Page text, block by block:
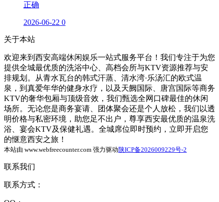
正确
2026-06-22 0
关于本站
欢迎来到西安高端休闲娱乐一站式服务平台！我们专注于为您
提供全城最优质的洗浴中心、高档会所与KTV资源推荐与安
排规划。从青水瓦台的韩式汗蒸、清水湾·乐汤汇的欧式温
泉，到真爱年华的健身水疗，以及天阙国际、唐宫国际等商务
KTV的奢华包厢与顶级音效，我们甄选全网口碑最佳的休闲
场所。无论您是商务宴请、团体聚会还是个人放松，我们以透
明价格与私密环境，助您足不出户，尊享西安最优质的温泉洗
浴、宴会KTV及保健礼遇。全城席位即时预约，立即开启您
的惬意西安之旅！
本站由 www.webfreecounter.com 强力驱动陕ICP备2026009229号-2
联系我们
联系方式：